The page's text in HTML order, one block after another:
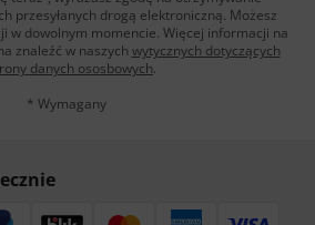
przesyłanych drogą elektroniczną. Możesz
w dowolnym momencie. Więcej informacji na
znaleźć w naszych wytycznych dotyczących
danych ososbowych.
* Wymagany